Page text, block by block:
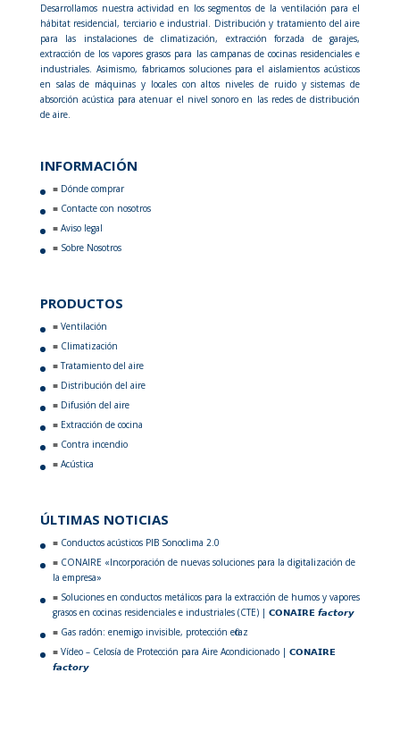
Desarrollamos nuestra actividad en los segmentos de la ventilación para el
hábitat residencial, terciario e industrial. Distribución y tratamiento del aire
para las instalaciones de climatización, extracción forzada de garajes,
extracción de los vapores grasos para las campanas de cocinas residenciales e
industriales. Asimismo, fabricamos soluciones para el aislamientos acústicos
en salas de máquinas y locales con altos niveles de ruido y sistemas de
absorción acústica para atenuar el nivel sonoro en las redes de distribución
de aire.
INFORMACIÓN
Dónde comprar
Contacte con nosotros
Aviso legal
Sobre Nosotros
PRODUCTOS
Ventilación
Climatización
Tratamiento del aire
Distribución del aire
Difusión del aire
Extracción de cocina
Contra incendio
Acústica
ÚLTIMAS NOTICIAS
Conductos acústicos PIB Sonoclima 2.0
CONAIRE «Incorporación de nuevas soluciones para la digitalización de
la empresa»
Soluciones en conductos metálicos para la extracción de humos y vapores
grasos en cocinas residenciales e industriales (CTE) | 𝗖𝗢𝗡𝗔𝗜𝗥𝗘 𝙛𝙖𝙘𝙩𝙤𝙧𝙮
Gas radón: enemigo invisible, protección eficaz
Vídeo – Celosía de Protección para Aire Acondicionado | 𝗖𝗢𝗡𝗔𝗜𝗥𝗘
𝙛𝙖𝙘𝙩𝙤𝙧𝙮